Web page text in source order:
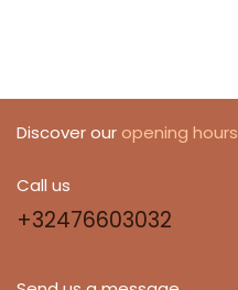
Discover our opening hours
Call us
+32476603032